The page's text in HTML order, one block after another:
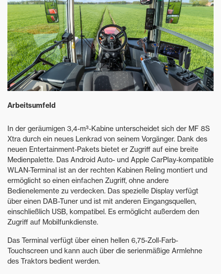
Arbeitsumfeld
In der geräumigen 3,4-m³-Kabine unterscheidet sich der MF 8S
Xtra durch ein neues Lenkrad von seinem Vorgänger. Dank des
neuen Entertainment-Pakets bietet er Zugriff auf eine breite
Medienpalette. Das Android Auto- und Apple CarPlay-kompatible
WLAN-Terminal ist an der rechten Kabinen Reling montiert und
ermöglicht so einen einfachen Zugriff, ohne andere
Bedienelemente zu verdecken. Das spezielle Display verfügt
über einen DAB-Tuner und ist mit anderen Eingangsquellen,
einschließlich USB, kompatibel. Es ermöglicht außerdem den
Zugriff auf Mobilfunkdienste.
Das Terminal verfügt über einen hellen 6,75-Zoll-Farb-
Touchscreen und kann auch über die serienmäßige Armlehne
des Traktors bedient werden.